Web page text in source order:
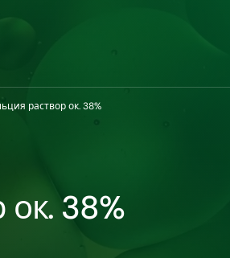
раствор ок. 38%
38%